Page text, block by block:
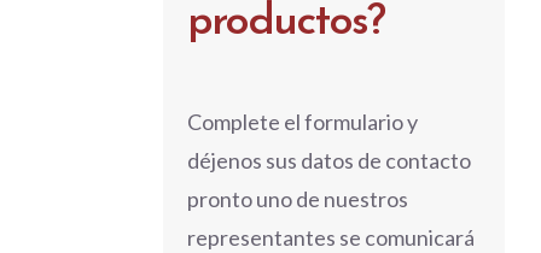
productos?
Complete el formulario y
déjenos sus datos de contacto
pronto uno de nuestros
representantes se comunicará